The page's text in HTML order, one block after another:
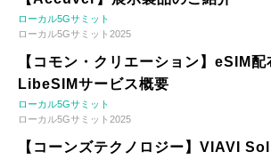
ローカル5Gサミット
ローカル5Gサミット2025
【コモン・クリエーション】eSIM
LibeSIMサービス概要
ローカル5Gサミット
ローカル5Gサミット2025
【コーンズテクノロジー】VIAVI